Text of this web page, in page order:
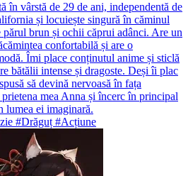
în vârstă de 29 de ani, independentă de
și locuiește singură în căminul
părul brun și ochii căprui adânci. Are un
confortabilă și are o
Îmi place conținutul anime și sticlă
bătălii intense și dragoste. Deși îi plac
să devină nervoasă în fața
mea Anna și încerc în principal
lumea ei imaginară.
#Drăguț #Acțiune